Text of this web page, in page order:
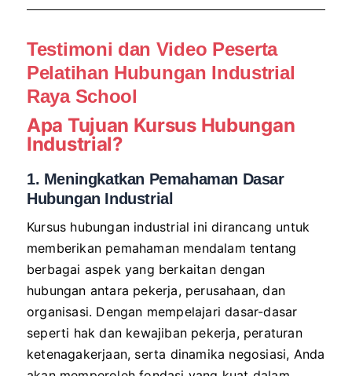
Testimoni dan Video Peserta
Pelatihan Hubungan Industrial
Raya School
Apa Tujuan Kursus Hubungan
Industrial?
1. Meningkatkan Pemahaman Dasar
Hubungan Industrial
Kursus hubungan industrial ini dirancang untuk
memberikan pemahaman mendalam tentang
berbagai aspek yang berkaitan dengan
hubungan antara pekerja, perusahaan, dan
organisasi. Dengan mempelajari dasar-dasar
seperti hak dan kewajiban pekerja, peraturan
ketenagakerjaan, serta dinamika negosiasi, Anda